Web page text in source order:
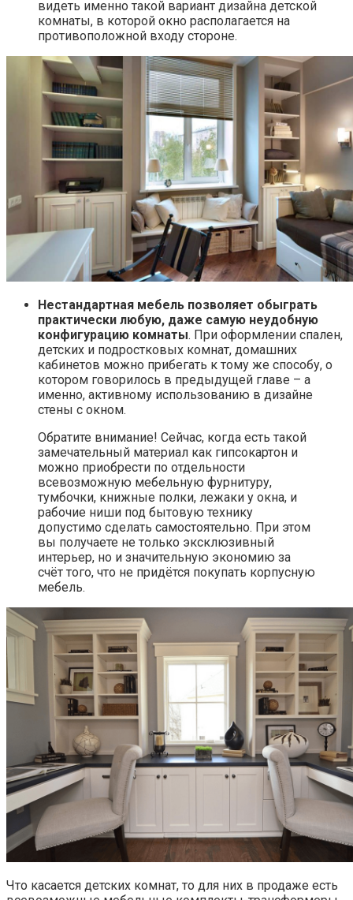
видеть именно такой вариант дизайна детской
комнаты, в которой окно располагается на
противоположной входу стороне.
Нестандартная мебель позволяет обыграть
практически любую, даже самую неудобную
конфигурацию комнаты. При оформлении спален,
детских и подростковых комнат, домашних
кабинетов можно прибегать к тому же способу, о
котором говорилось в предыдущей главе – а
именно, активному использованию в дизайне
стены с окном.
Обратите внимание! Сейчас, когда есть такой
замечательный материал как гипсокартон и
можно приобрести по отдельности
всевозможную мебельную фурнитуру,
тумбочки, книжные полки, лежаки у окна, и
рабочие ниши под бытовую технику
допустимо сделать самостоятельно. При этом
вы получаете не только эксклюзивный
интерьер, но и значительную экономию за
счёт того, что не придётся покупать корпусную
мебель.
Что касается детских комнат, то для них в продаже есть